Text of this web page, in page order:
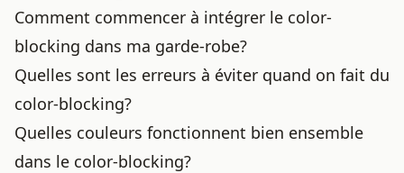
Comment commencer à intégrer le color-
blocking dans ma garde-robe?
Quelles sont les erreurs à éviter quand on fait du
color-blocking?
Quelles couleurs fonctionnent bien ensemble
dans le color-blocking?